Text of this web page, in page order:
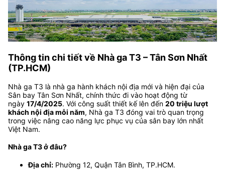
Thông tin chi tiết về Nhà ga T3 – Tân Sơn Nhất
(TP.HCM)
Nhà ga T3 là nhà ga hành khách nội địa mới và hiện đại của
Sân bay Tân Sơn Nhất, chính thức đi vào hoạt động từ
ngày 17/4/2025. Với công suất thiết kế lên đến 20 triệu lượt
khách nội địa mỗi năm, Nhà ga T3 đóng vai trò quan trọng
trong việc nâng cao năng lực phục vụ của sân bay lớn nhất
Việt Nam.
Nhà ga T3 ở đâu?
Địa chỉ: Phường 12, Quận Tân Bình, TP.HCM.